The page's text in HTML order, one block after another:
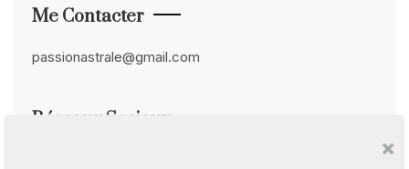
Me Contacter
passionastrale@gmail.com
Réseaux Sociaux